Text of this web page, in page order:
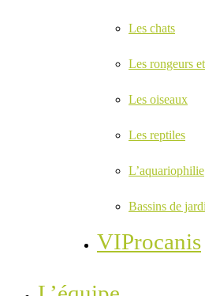
Les chats
Les rongeurs
Les oiseaux
Les reptiles
L’aquariophilie
Bassins de
VIProcanis